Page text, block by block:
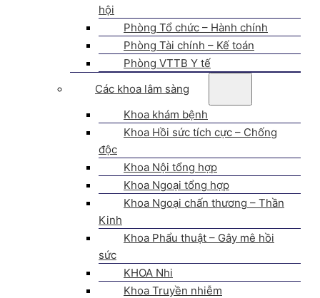
hội
Phòng Tổ chức – Hành chính
Phòng Tài chính – Kế toán
Phòng VTTB Y tế
Các khoa lâm sàng
Khoa khám bệnh
Khoa Hồi sức tích cực – Chống
độc
Khoa Nội tổng hợp
Khoa Ngoại tổng hợp
Khoa Ngoại chấn thương – Thần
Kinh
Khoa Phẩu thuật – Gây mê hồi
sức
KHOA Nhi
Khoa Truyền nhiễm